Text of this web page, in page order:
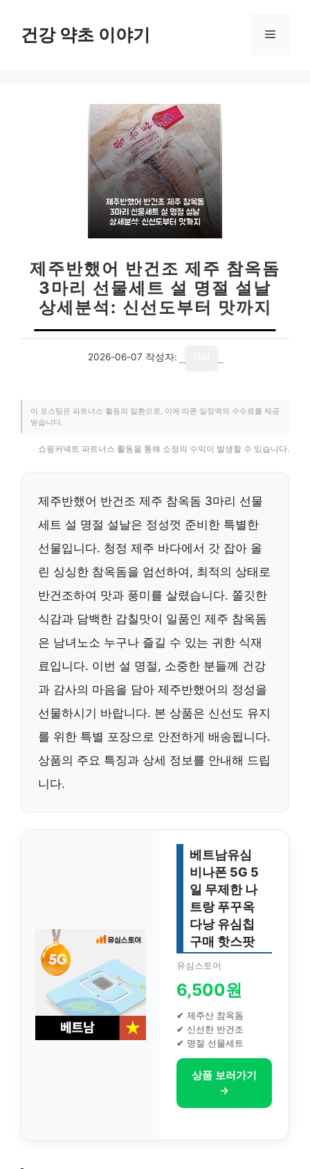
건강 약초 이야기 메
제주반했어 반건조 제주 참옥돔
3마리 선물세트 설 명절 설날
상세분석: 신선도부터 맛까지
2026-06-07 작성자:
이 포스팅은 파트너스 활동의 일환으로, 이에 따른 일정액의 수수료를 제공
받습니다.
쇼핑커넥트 파트너스 활동을 통해 소정의 수익이 발생할 수 있습니다.
제주반했어 반건조 제주 참옥돔 3마리 선물
세트 설 명절 설날은 정성껏 준비한 특별한
선물입니다. 청정 제주 바다에서 갓 잡아 올
린 싱싱한 참옥돔을 엄선하여, 최적의 상태로
반건조하여 맛과 풍미를 살렸습니다. 쫄깃한
식감과 담백한 감칠맛이 일품인 제주 참옥돔
은 남녀노소 누구나 즐길 수 있는 귀한 식재
료입니다. 이번 설 명절, 소중한 분들께 건강
과 감사의 마음을 담아 제주반했어의 정성을
선물하시기 바랍니다. 본 상품은 신선도 유지
를 위한 특별 포장으로 안전하게 배송됩니다.
상품의 주요 특징과 상세 정보를 안내해 드립
니다.
베트남유심
비나폰 5G 5
일 무제한 나
트랑 푸꾸옥
다낭 유심칩
구매 핫스팟
유심스토어
6,500원
✔ 제주산 참옥돔
✔ 신선한 반건조
✔ 명절 선물세트
상품 보러가기
→